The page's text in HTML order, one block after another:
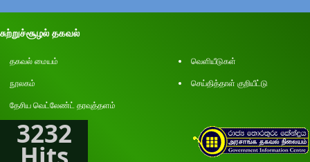
சுற்றுச்சூழல் தகவல்
தகவல் மையம்
வெளியீடுகள்
நூலகம்
செய்தித்தாள் குறியீட்டு
தேசிய வெட்லேண்ட் தரவுத்தளம்
3232